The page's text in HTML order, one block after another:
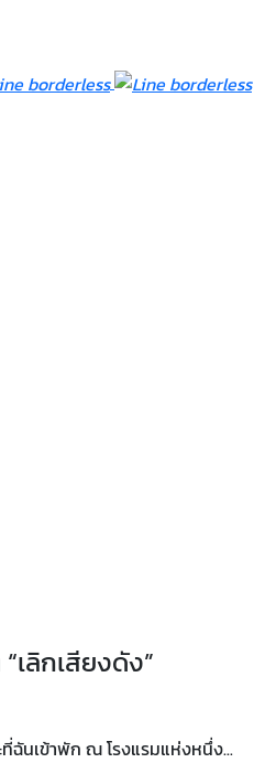
เลิกเสียงดัง”
เข้าพัก ณ โรงแรมแห่งหนึ่ง...